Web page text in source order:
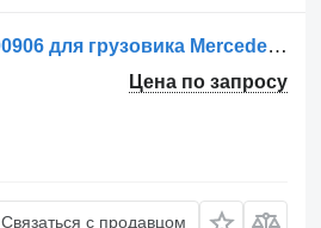
Реактивная тяга Tijă de Torsiune Axa Motor Stânga A9603500906 для грузовика Mercedes-Benz A9603500906/A9603501806
Цена по запросу
Связаться с продавцом